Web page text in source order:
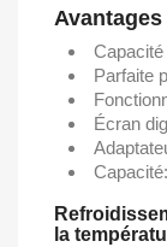
Capacité
Parfaite
Écran
la